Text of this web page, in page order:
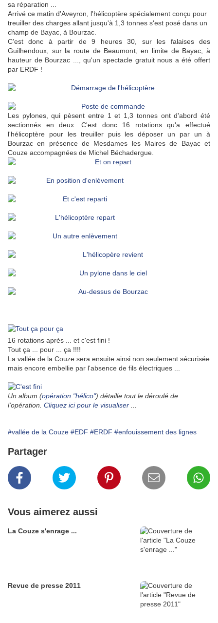
sa réparation ...
Arrivé ce matin d'Aveyron, l'hélicoptère spécialement conçu pour
treuiller des charges allant jusqu'à 1,3 tonnes s'est posé dans un
champ de Bayac, à Bourzac.
C'est donc à partir de 9 heures 30, sur les falaises des
Guilhendoux, sur la route de Beaumont, en limite de Bayac, à
hauteur de Bourzac ..., qu'un spectacle gratuit nous a été offert
par ERDF !
Les pylones, qui pèsent entre 1 et 1,3 tonnes ont d'abord été
sectionnés en deux. C'est donc 16 rotations qu'a effectué
l'hélicoptère pour les treuiller puis les déposer un par un à
Bourzac en présence de Mesdames les Maires de Bayac et
Couze accompagnées de Michel Béchadergue.
16 rotations après ... et c'est fini !
Tout ça ... pour ... ça !!!!
La vallée de la Couze sera ensuite ainsi non seulement sécurisée
mais encore embellie par l'absence de fils électriques ...
Un album (opération "hélico") détaille tout le déroulé de
l'opération. Cliquez ici pour le visualiser
#vallée de la Couze #EDF #ERDF #enfouissement des lignes
Partager
Vous aimerez aussi
La Couze s'enrage ...
Revue de presse 2011